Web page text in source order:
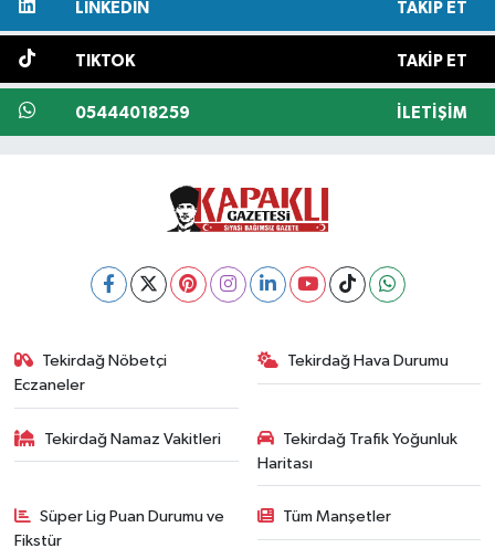
LINKEDIN TAKIP ET
TIKTOK TAKIP ET
05444018259 İLETIŞIM
Tekirdağ Nöbetçi
Eczaneler
Tekirdağ Hava Durumu
Tekirdağ Namaz Vakitleri
Tekirdağ Trafik Yoğunluk
Haritası
Süper Lig Puan Durumu ve
Fikstür
Tüm Manşetler